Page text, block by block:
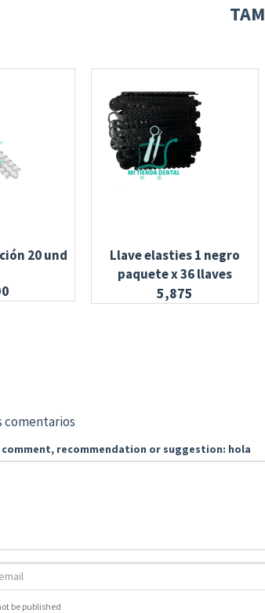
20 und
Llave elasties 1 negro
paquete x 36 llaves
5,875
comentarios
comment, recommendation or suggestion: hola
be published